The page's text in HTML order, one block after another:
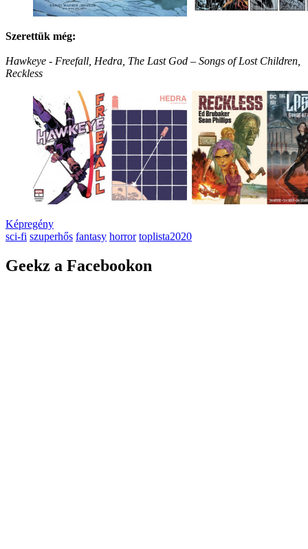
Szerettük még:
Hawkeye - Freefall, Hedra, The Last God – Songs of Lost Children,
Reckless
Képregény
sci-fi szuperhős fantasy horror toplista2020
Geekz a Facebookon